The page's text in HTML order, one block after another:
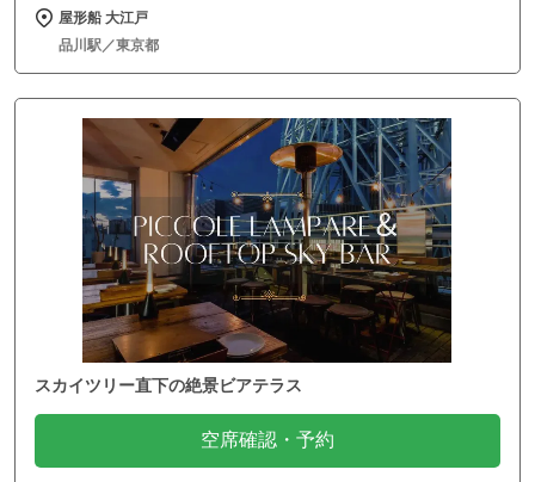
屋形船 大江戸
品川駅／東京都
スカイツリー直下の絶景ビアテラス
空席確認・予約